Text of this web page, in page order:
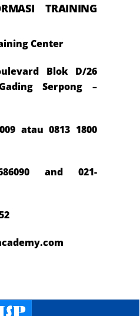
TRAINING
Center
Blok D/26
Serpong –
atau 0813 1800
and 021-